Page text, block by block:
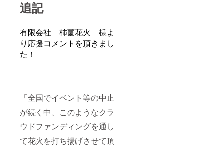
追記
有限会社 柿薗花火 様よ
り応援コメントを頂きまし
た！
「全国でイベント等の中止
が続く中、このようなクラ
ウドファンディングを通し
て花火を打ち揚げさせて頂